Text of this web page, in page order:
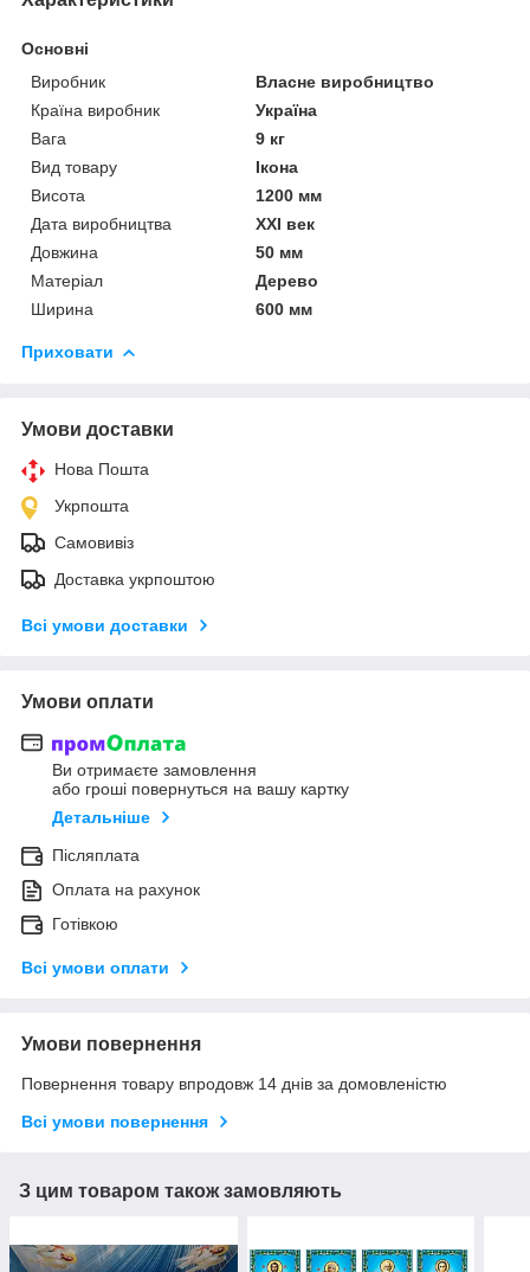
Основні
Виробник
Власне виробництво
Країна виробник
Україна
Вага
9 кг
Вид товару
Ікона
Висота
1200 мм
Дата виробництва
XXI век
Довжина
50 мм
Матеріал
Дерево
Ширина
600 мм
Приховати
Умови доставки
Нова Пошта
Укрпошта
Самовивіз
Доставка укрпоштою
Всі умови доставки
Умови оплати
Ви отримаєте замовлення
або гроші повернуться на вашу картку
Детальніше
Післяплата
Оплата на рахунок
Готівкою
Всі умови оплати
Умови повернення
Повернення товару впродовж 14 днів за домовленістю
Всі умови повернення
З цим товаром також замовляють